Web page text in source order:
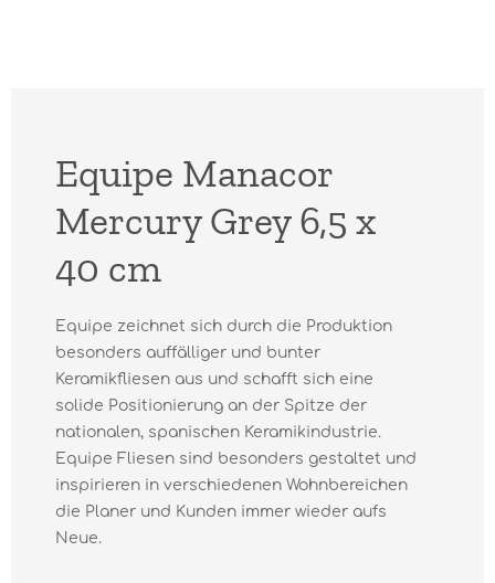
Equipe Manacor
Mercury Grey 6,5 x
40 cm
Equipe zeichnet sich durch die Produktion
besonders auffälliger und bunter
Keramikfliesen aus und schafft sich eine
solide Positionierung an der Spitze der
nationalen, spanischen Keramikindustrie.
Equipe Fliesen sind besonders gestaltet und
inspirieren in verschiedenen Wohnbereichen
die Planer und Kunden immer wieder aufs
Neue.